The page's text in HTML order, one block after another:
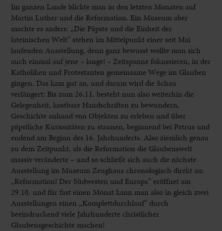
Im ganzen Lande blickte man in den letzten Monaten auf
Martin Luther und die Reformation. Ein Museum aber
machte es anders: „Die Päpste und die Einheit der
lateinischen Welt“ stehen im Mittelpunkt einer seit Mai
laufenden Ausstellung, denn ganz bewusst wollte man sich
auch einmal auf jene – lange! – Zeitspanne fokussieren, in der
Katholiken und Protestanten gemeinsame Wege im Glauben
gingen. Das kam gut an, und darum wird die Schau
verlängert: Bis zum 26.11. besteht nun also weiterhin die
Gelegenheit, kostbare Handschriften zu bewundern,
Geschichte anhand von Objekten zu erleben und über
päpstliche Kuriositäten zu staunen, beginnend bei Petrus und
endend am Beginn des 16. Jahrhunderts. Also ziemlich genau
zu dem Zeitpunkt, als die Reformation die Glaubenswelt
massiv veränderte – und so schließt sich auch die nächste
Ausstellung im Museum Zeughaus chronologisch direkt an:
„Reformation! Der Südwesten und Europa“ eröffnet am
29.10. und für fast einen Monat kann man also in gleich zwei
Ausstellungen einen „Komplettdurchlauf“ durch
beeindruckend viele Jahrhunderte christlicher
Glaubensgeschichte machen!